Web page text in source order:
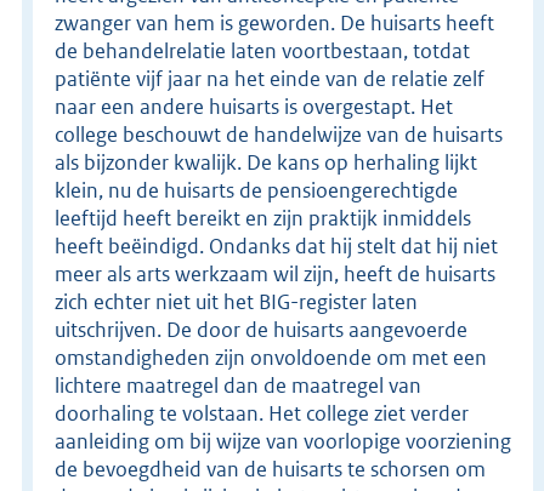
zwanger van hem is geworden. De huisarts heeft
de behandelrelatie laten voortbestaan, totdat
patiënte vijf jaar na het einde van de relatie zelf
naar een andere huisarts is overgestapt. Het
college beschouwt de handelwijze van de huisarts
als bijzonder kwalijk. De kans op herhaling lijkt
klein, nu de huisarts de pensioengerechtigde
leeftijd heeft bereikt en zijn praktijk inmiddels
heeft beëindigd. Ondanks dat hij stelt dat hij niet
meer als arts werkzaam wil zijn, heeft de huisarts
zich echter niet uit het BIG-register laten
uitschrijven. De door de huisarts aangevoerde
omstandigheden zijn onvoldoende om met een
lichtere maatregel dan de maatregel van
doorhaling te volstaan. Het college ziet verder
aanleiding om bij wijze van voorlopige voorziening
de bevoegdheid van de huisarts te schorsen om